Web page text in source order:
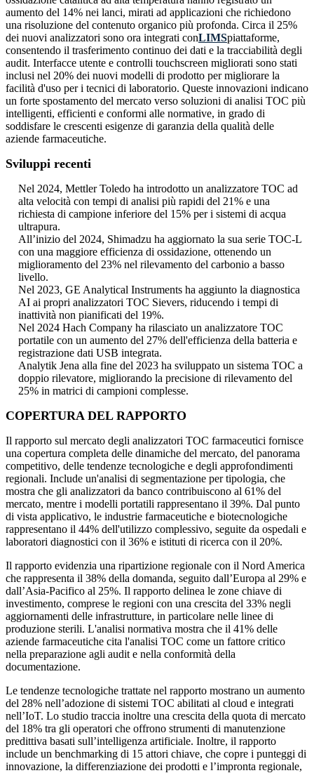
aumento del 14% nei lanci, mirati ad applicazioni che richiedono
una risoluzione del contenuto organico più profonda. Circa il 25%
dei nuovi analizzatori sono ora integrati conLIMSpiattaforme,
consentendo il trasferimento continuo dei dati e la tracciabilità degli
audit. Interfacce utente e controlli touchscreen migliorati sono stati
inclusi nel 20% dei nuovi modelli di prodotto per migliorare la
facilità d'uso per i tecnici di laboratorio. Queste innovazioni indicano
un forte spostamento del mercato verso soluzioni di analisi TOC più
intelligenti, efficienti e conformi alle normative, in grado di
soddisfare le crescenti esigenze di garanzia della qualità delle
aziende farmaceutiche.
Sviluppi recenti
Nel 2024, Mettler Toledo ha introdotto un analizzatore TOC ad
alta velocità con tempi di analisi più rapidi del 21% e una
richiesta di campione inferiore del 15% per i sistemi di acqua
ultrapura.
All’inizio del 2024, Shimadzu ha aggiornato la sua serie TOC-L
con una maggiore efficienza di ossidazione, ottenendo un
miglioramento del 23% nel rilevamento del carbonio a basso
livello.
Nel 2023, GE Analytical Instruments ha aggiunto la diagnostica
AI ai propri analizzatori TOC Sievers, riducendo i tempi di
inattività non pianificati del 19%.
Nel 2024 Hach Company ha rilasciato un analizzatore TOC
portatile con un aumento del 27% dell'efficienza della batteria e
registrazione dati USB integrata.
Analytik Jena alla fine del 2023 ha sviluppato un sistema TOC a
doppio rilevatore, migliorando la precisione di rilevamento del
25% in matrici di campioni complesse.
COPERTURA DEL RAPPORTO
Il rapporto sul mercato degli analizzatori TOC farmaceutici fornisce
una copertura completa delle dinamiche del mercato, del panorama
competitivo, delle tendenze tecnologiche e degli approfondimenti
regionali. Include un'analisi di segmentazione per tipologia, che
mostra che gli analizzatori da banco contribuiscono al 61% del
mercato, mentre i modelli portatili rappresentano il 39%. Dal punto
di vista applicativo, le industrie farmaceutiche e biotecnologiche
rappresentano il 44% dell'utilizzo complessivo, seguite da ospedali e
laboratori diagnostici con il 36% e istituti di ricerca con il 20%.
Il rapporto evidenzia una ripartizione regionale con il Nord America
che rappresenta il 38% della domanda, seguito dall’Europa al 29% e
dall’Asia-Pacifico al 25%. Il rapporto delinea le zone chiave di
investimento, comprese le regioni con una crescita del 33% negli
aggiornamenti delle infrastrutture, in particolare nelle linee di
produzione sterili. L'analisi normativa mostra che il 41% delle
aziende farmaceutiche cita l'analisi TOC come un fattore critico
nella preparazione agli audit e nella conformità della
documentazione.
Le tendenze tecnologiche trattate nel rapporto mostrano un aumento
del 28% nell’adozione di sistemi TOC abilitati al cloud e integrati
nell’IoT. Lo studio traccia inoltre una crescita della quota di mercato
del 18% tra gli operatori che offrono strumenti di manutenzione
predittiva basati sull’intelligenza artificiale. Inoltre, il rapporto
include un benchmarking di 15 attori chiave, che copre i punteggi di
innovazione, la differenziazione dei prodotti e l’impronta regionale,